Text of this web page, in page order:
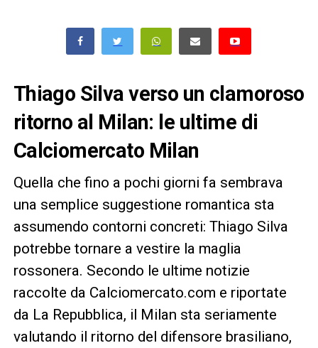
Thiago Silva verso un clamoroso
ritorno al Milan: le ultime di
Calciomercato Milan
Quella che fino a pochi giorni fa sembrava
una semplice suggestione romantica sta
assumendo contorni concreti: Thiago Silva
potrebbe tornare a vestire la maglia
rossonera. Secondo le ultime notizie
raccolte da Calciomercato.com e riportate
da La Repubblica, il Milan sta seriamente
valutando il ritorno del difensore brasiliano,